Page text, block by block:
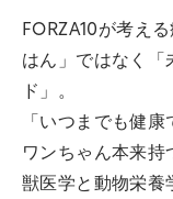
FORZA10が考え
はん」ではなく「
ド」。
「いつまでも健
ワンちゃん本来持
獣医学と動物栄養